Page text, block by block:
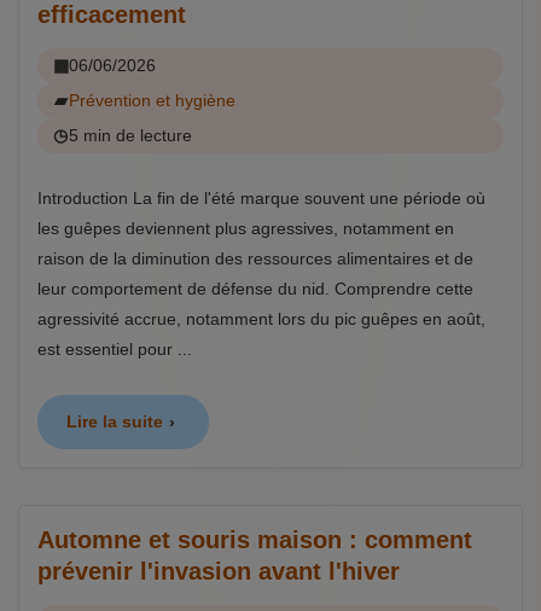
efficacement
06/06/2026
Prévention et hygiène
5 min de lecture
Introduction La fin de l'été marque souvent une période où
les guêpes deviennent plus agressives, notamment en
raison de la diminution des ressources alimentaires et de
leur comportement de défense du nid. Comprendre cette
agressivité accrue, notamment lors du pic guêpes en août,
est essentiel pour ...
Lire la suite
Automne et souris maison : comment
prévenir l'invasion avant l'hiver